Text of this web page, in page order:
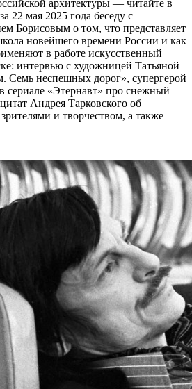
архитектуры — читайте в
22 мая 2025 года беседу с
Борисовым о том, что представляет
новейшего времени России и как
в работе искусственный
интервью с художницей Татьяной
Семь неспешных дорог», супергерой
сериале «Этернавт» про снежный
Андрея Тарковского об
и творчеством, а также